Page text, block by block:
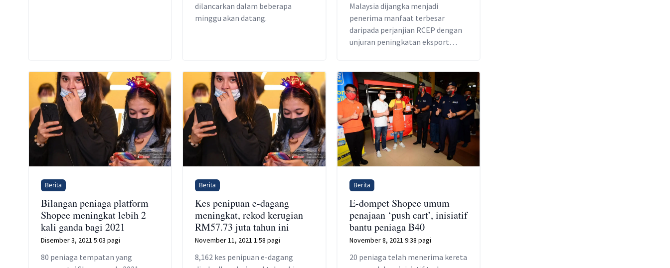
dilancarkan dalam beberapa
minggu akan datang.
Malaysia dijangka menjadi
penerima manfaat terbesar
daripada perjanjian RCEP dengan
unjuran peningkatan eksport
Berita
Bilangan peniaga platform
Shopee meningkat lebih 2
kali ganda bagi 2021
Disember 3, 2021 5:03 pagi
80 peniaga tempatan yang
Berita
Kes penipuan e-dagang
meningkat, rekod kerugian
RM57.73 juta tahun ini
November 11, 2021 1:58 pagi
8,162 kes penipuan e-dagang
Berita
E-dompet Shopee umum
penajaan ‘push cart’, inisiatif
bantu peniaga B40
November 8, 2021 9:38 pagi
20 peniaga telah menerima kereta